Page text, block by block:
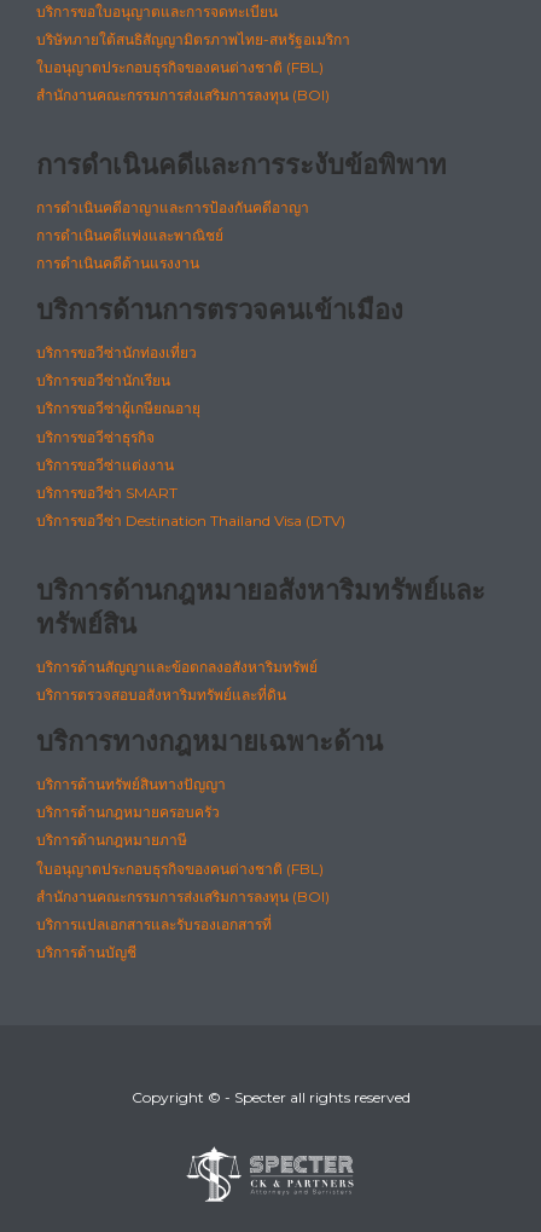
บริการขอใบอนุญาตและการจดทะเบียน
บริษัทภายใต้สนธิสัญญามิตรภาพไทย-สหรัฐอเมริกา
ใบอนุญาตประกอบธุรกิจของคนต่างชาติ (FBL)
สำนักงานคณะกรรมการส่งเสริมการลงทุน (BOI)
การดำเนินคดีและการระงับข้อพิพาท
การดำเนินคดีอาญาและการป้องกันคดีอาญา
การดำเนินคดีแพ่งและพาณิชย์
การดำเนินคดีด้านแรงงาน
บริการด้านการตรวจคนเข้าเมือง
บริการขอวีซ่านักท่องเที่ยว
บริการขอวีซ่านักเรียน
บริการขอวีซ่าผู้เกษียณอายุ
บริการขอวีซ่าธุรกิจ
บริการขอวีซ่าแต่งงาน
บริการขอวีซ่า SMART
บริการขอวีซ่า Destination Thailand Visa (DTV)
บริการด้านกฎหมายอสังหาริมทรัพย์และ
ทรัพย์สิน
บริการด้านสัญญาและข้อตกลงอสังหาริมทรัพย์
บริการตรวจสอบอสังหาริมทรัพย์และที่ดิน
บริการทางกฎหมายเฉพาะด้าน
บริการด้านทรัพย์สินทางปัญญา
บริการด้านกฎหมายครอบครัว
บริการด้านกฎหมายภาษี
ใบอนุญาตประกอบธุรกิจของคนต่างชาติ (FBL)
สำนักงานคณะกรรมการส่งเสริมการลงทุน (BOI)
บริการแปลเอกสารและรับรองเอกสารที่
บริการด้านบัญชี
Copyright © - Specter all rights reserved